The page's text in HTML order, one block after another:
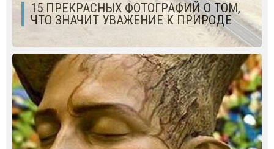
15 ПРЕКРАСНЫХ ФОТОГРАФИЙ О ТОМ,
ЧТО ЗНАЧИТ УВАЖЕНИЕ К ПРИРОДЕ